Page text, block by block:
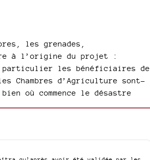
les grenades,
à l’origine du projet :
particulier les bénéficiaires de
Chambres d’Agriculture sont-
où commence le désastre